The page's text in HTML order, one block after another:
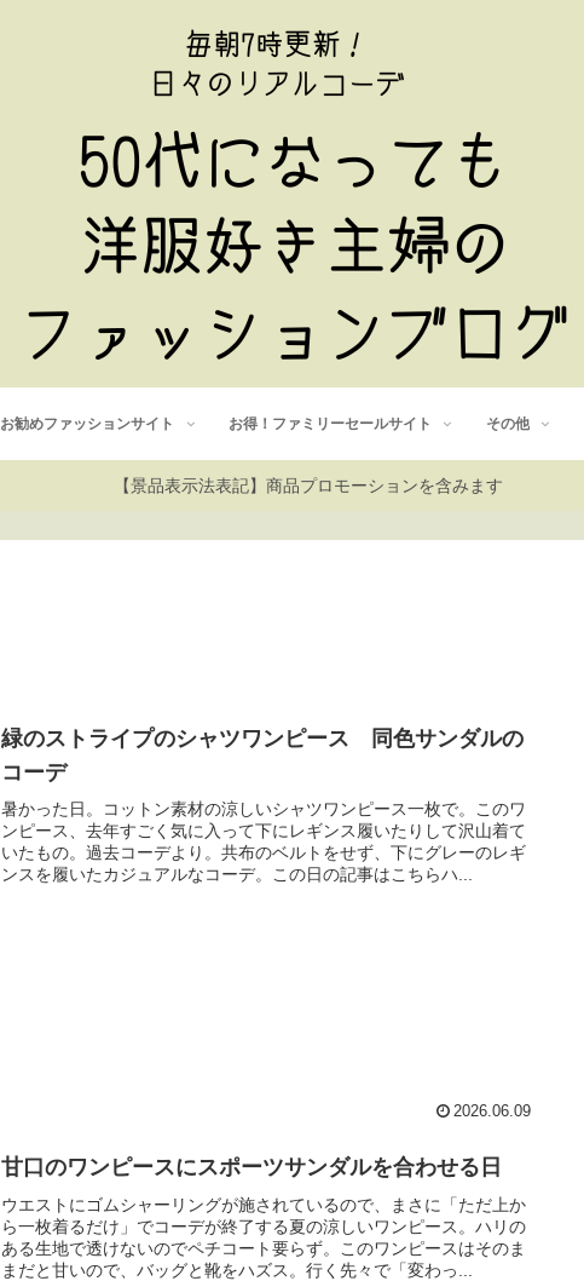
お勧めファッションサイト お得！ファミリーセールサイト その他
【景品表示法表記】商品プロモーションを含みます
緑のストライプのシャツワンピース 同色サンダルの
コーデ
暑かった日。コットン素材の涼しいシャツワンピース一枚で。このワ
ンピース、去年すごく気に入って下にレギンス履いたりして沢山着て
いたもの。過去コーデより。共布のベルトをせず、下にグレーのレギ
ンスを履いたカジュアルなコーデ。この日の記事はこちらハ...
2026.06.09
甘口のワンピースにスポーツサンダルを合わせる日
ウエストにゴムシャーリングが施されているので、まさに「ただ上か
ら一枚着るだけ」でコーデが終了する夏の涼しいワンピース。ハリの
ある生地で透けないのでペチコート要らず。このワンピースはそのま
まだと甘いので、バッグと靴をハズス。行く先々で「変わっ...